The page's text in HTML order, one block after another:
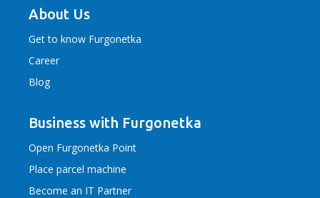
About Us
Get to know Furgonetka
Career
Blog
Business with Furgonetka
Open Furgonetka Point
Place parcel machine
Become an IT Partner